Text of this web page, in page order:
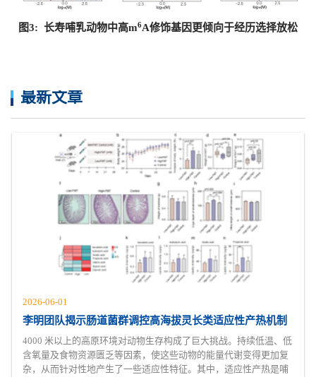
图3: 长寿哺乳动物中高m6A修饰基因更倾向于经历选择放松
最新文章
2026-06-01
李明团队揭示肠道菌群调控高海拔灵长类适应性产热机制
4000 米以上的高原环境对动物生存构成了巨大挑战。持续低温、低
含氧量及食物资源匮乏等因素，使这些动物的能量代谢变得更加复
杂，从而针对性地产生了一些适应性特征。其中，适应性产热是哺